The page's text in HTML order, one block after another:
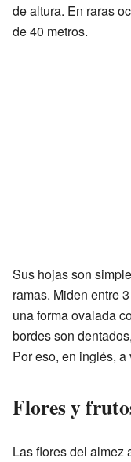
de altura. En raras
de 40 metros.
Sus hojas son
ramas. Miden entre
una forma ovalada
bordes son
Por eso, en inglés,
Flores y
Las flores del almez